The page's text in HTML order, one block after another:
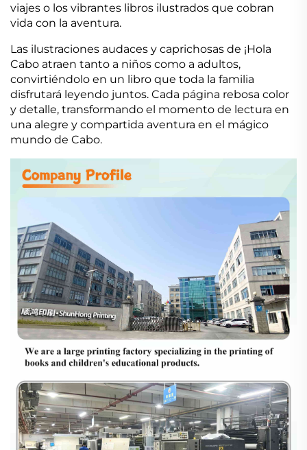
viajes o los vibrantes libros ilustrados que cobran
vida con la aventura.
Las ilustraciones audaces y caprichosas de ¡Hola
Cabo atraen tanto a niños como a adultos,
convirtiéndolo en un libro que toda la familia
disfrutará leyendo juntos. Cada página rebosa color
y detalle, transformando el momento de lectura en
una alegre y compartida aventura en el mágico
mundo de Cabo.